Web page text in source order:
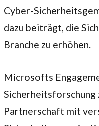
Cyber-
dazu beiträgt, die
Branche zu erhöhen.
Microsofts
Sicherheitsforschung
Partnerschaft mit